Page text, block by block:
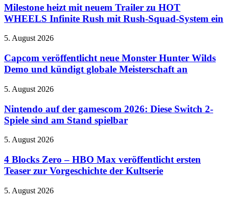
David
Harbour
Einkaufszentrum
mit
neuem
Trailer
HOT
Infinite
Rush
Rush-
System
ein
Milestone heizt mit neuem Trailer zu HOT
WHEELS Infinite Rush mit Rush-Squad-System ein
Capcom
neue
Monster
Hunter
Demo
kündigt
globale
an
5. August 2026
Capcom veröffentlicht neue Monster Hunter Wilds
Demo und kündigt globale Meisterschaft an
Nintendo
der
gamescom
2026:
Switch
Spiele
sind
Stand
5. August 2026
Nintendo auf der gamescom 2026: Diese Switch 2-
Spiele sind am Stand spielbar
4
Zero
–
HBO
veröffentlicht
5. August 2026
4 Blocks Zero – HBO Max veröffentlicht ersten
Teaser zur Vorgeschichte der Kultserie
Neue
5. August 2026